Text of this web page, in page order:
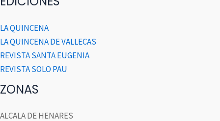
LA QUINCENA
LA QUINCENA DE VALLECAS
REVISTA SANTA EUGENIA
REVISTA SOLO PAU
ZONAS
ALCALA DE HENARES